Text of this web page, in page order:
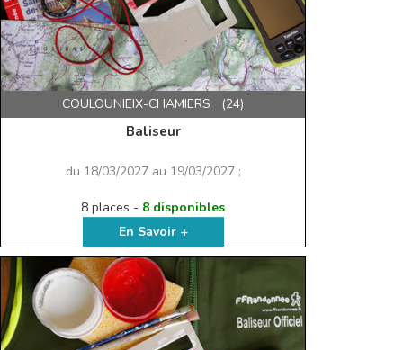
COULOUNIEIX-CHAMIERS (24)
Baliseur
du 18/03/2027 au 19/03/2027 ;
8 places - 8 disponibles
En Savoir +